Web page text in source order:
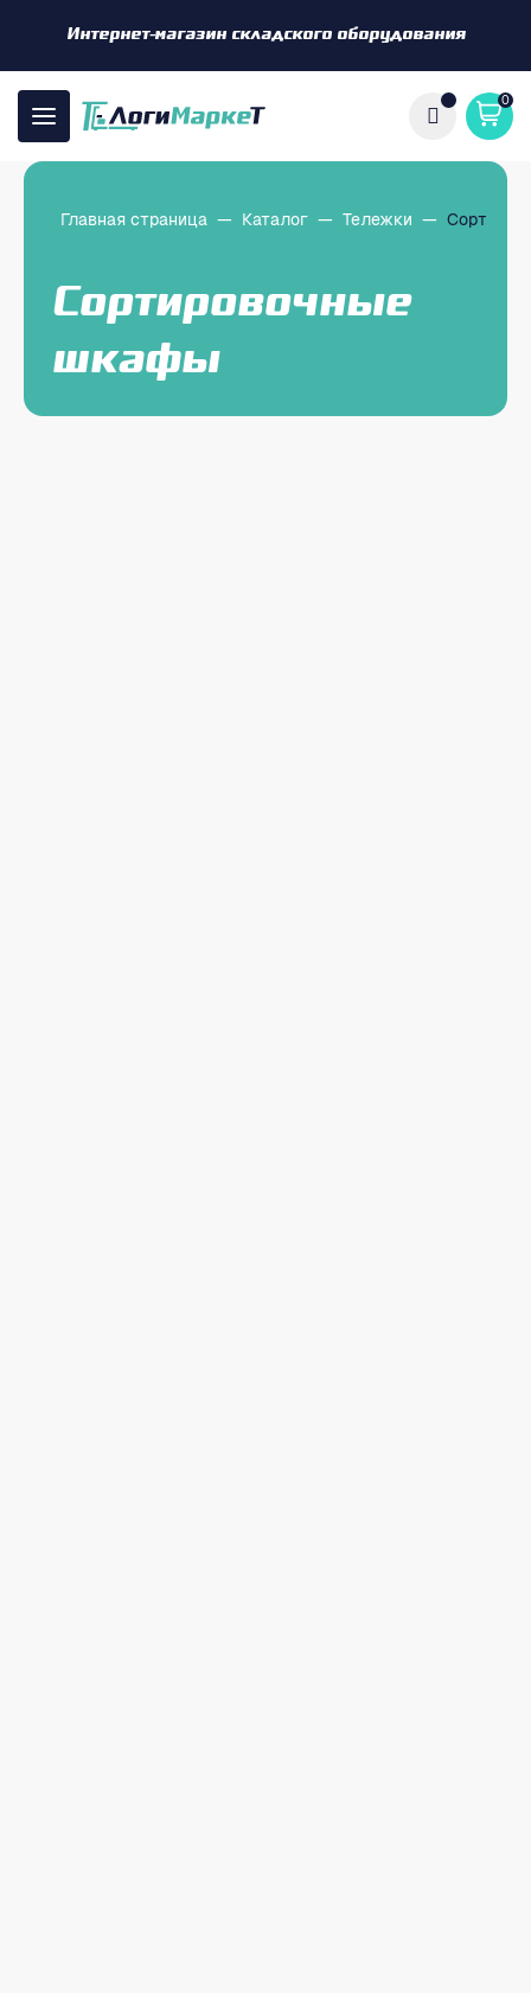
Интернет-магазин складского оборудования
0
Главная страница — Каталог — Тележки —
Сортировочные
шкафы